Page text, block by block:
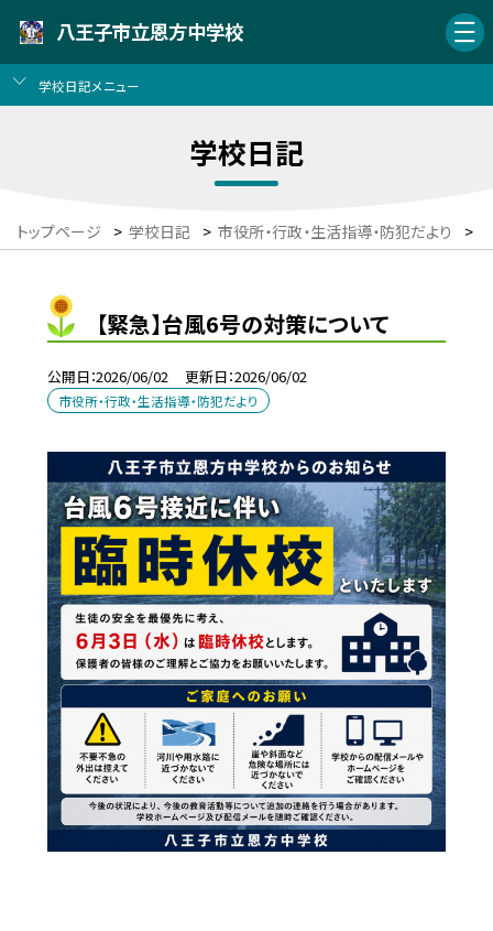
八王子市立恩方中学校
学校日記メニュー
学校日記
トップページ > 学校日記 > 市役所・行政・生活指導・防犯だより >
【緊急】台風6号の対策について
公開日 2026/06/02 更新日 2026/06/02
市役所・行政・生活指導・防犯だより